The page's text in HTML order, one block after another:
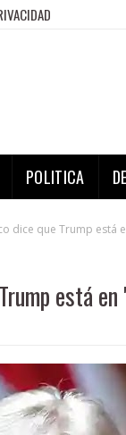
POLITICA
dice que Trump está
está